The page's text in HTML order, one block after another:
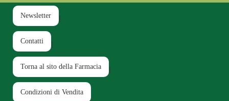
Passa
contenuto
principale
Newsletter
Contatti
Torna al sito della Farmacia
Condizioni di Vendita